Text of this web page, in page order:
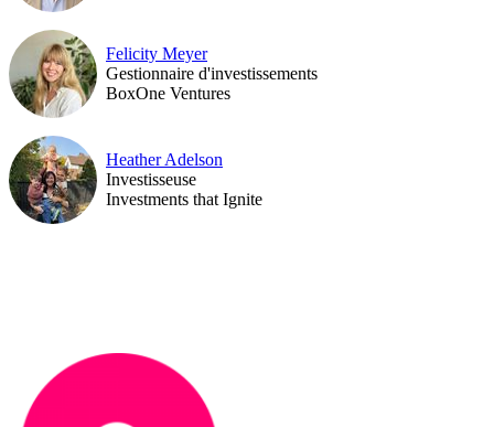
Felicity Meyer
Gestionnaire d'investissements
BoxOne Ventures
Heather Adelson
Investisseuse
Investments that Ignite